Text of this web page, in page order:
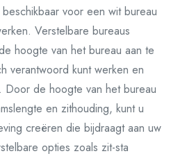
voor een wit bureau
Verstelbare bureaus
hoogte van het bureau aan te
verantwoord kunt werken en
Door de hoogte van het bureau
en zithouding, kunt u
creëren die bijdraagt aan uw
opties zoals zit-sta